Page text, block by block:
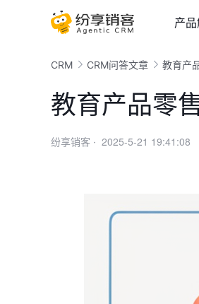
产品
CRM CRM问答文章 教育产
教育产品零
纷享销客 · 2025-5-21 19:41:08